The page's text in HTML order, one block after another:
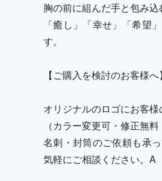
胸の前に組んだ手と包み
「癒し」「幸せ」「希望
す。
【ご購入を検討のお客様へ】
オリジナルのロゴにお客様
（カラー変更可・修正無
名刺・封筒のご依頼も承
気軽にご相談ください。A